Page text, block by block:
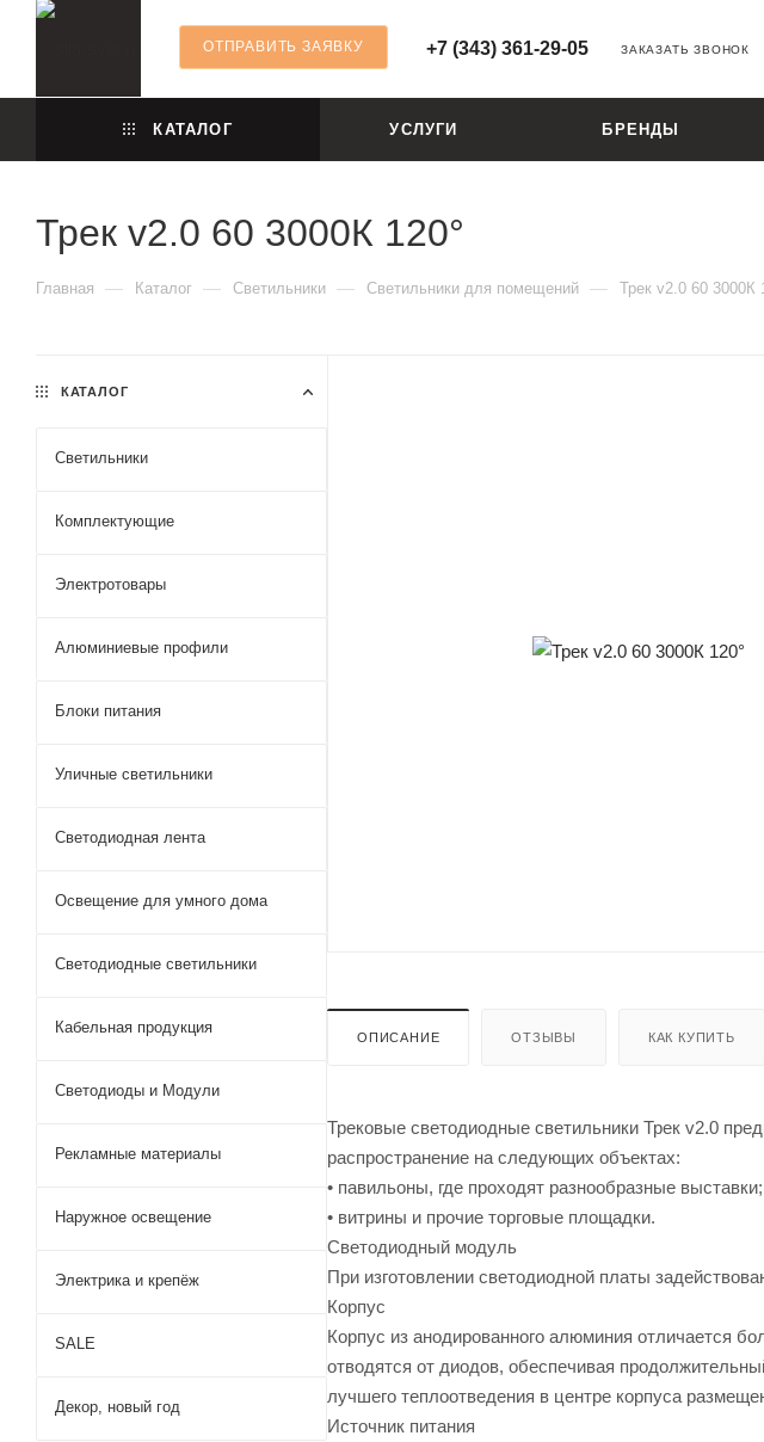
ОТПРАВИТЬ ЗАЯВКУ +7 (343) 361-29-05 ЗАКАЗАТЬ ЗВОНОК
КАТАЛОГ УСЛУГИ БРЕНДЫ
Трек v2.0 60 3000К 120°
Главная — Каталог — Светильники — Светильники для помещений — Трек v2.0 60 3000К
ОПИСАНИЕ ОТЗЫВЫ КАК КУПИТЬ
Трековые светодиодные светильники Трек v2.0
распространение на следующих объектах:
• павильоны, где проходят разнообразные выставки;
• витрины и прочие торговые площадки.
Светодиодный модуль
При изготовлении светодиодной платы
Корпус
Корпус из анодированного алюминия отличается
отводятся от диодов, обеспечивая
лучшего теплоотведения в центре корпуса
Источник питания
КАТАЛОГ
Светильники
Комплектующие
Электротовары
Алюминиевые профили
Блоки питания
Уличные светильники
Светодиодная лента
Освещение для умного дома
Светодиодные светильники
Кабельная продукция
Светодиоды и Модули
Рекламные материалы
Наружное освещение
Электрика и крепёж
SALE
Декор, новый год